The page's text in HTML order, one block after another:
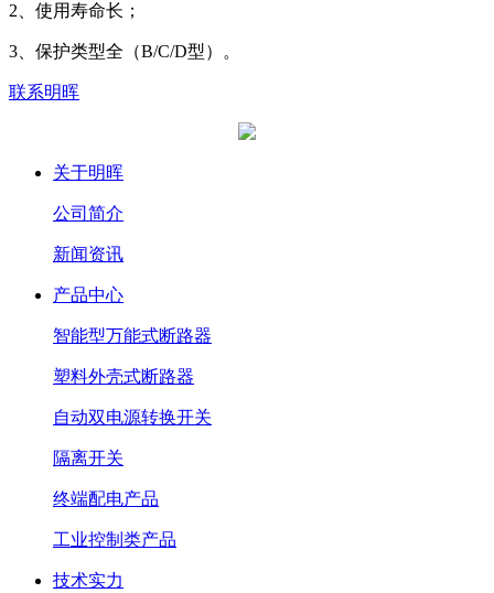
2、使用寿命长；
3、保护类型全（B/C/D型）。
联系明晖
关于明晖
公司简介
新闻资讯
产品中心
智能型万能式断路器
塑料外壳式断路器
自动双电源转换开关
隔离开关
终端配电产品
工业控制类产品
技术实力